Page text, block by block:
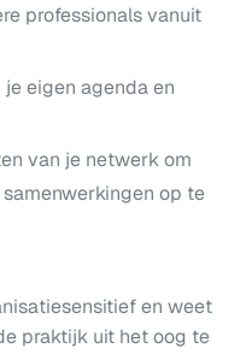
professionals vanuit
eigen agenda en
van je netwerk om
op te
en weet
praktijk uit het oog te